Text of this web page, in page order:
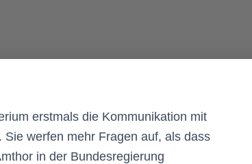
erstmals die Kommunikation mit
werfen mehr Fragen auf, als dass
in der Bundesregierung